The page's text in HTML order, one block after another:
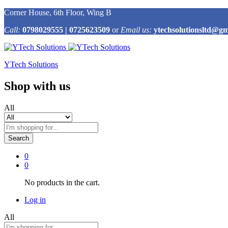
Corner House, 6th Floor, Wing B
Call: 0798029555 | 0725623509 or Email us:
YTech Solutions
Shop with us
All
Search
0
0
No products in the cart.
Log in
All